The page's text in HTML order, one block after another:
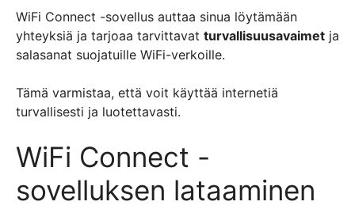
WiFi Connect -sovellus auttaa sinua löytämään
yhteyksiä ja tarjoaa tarvittavat turvallisuusavaimet ja
salasanat suojatuille WiFi-verkoille.
Tämä varmistaa, että voit käyttää internetiä
turvallisesti ja luotettavasti.
WiFi Connect -
sovelluksen lataaminen